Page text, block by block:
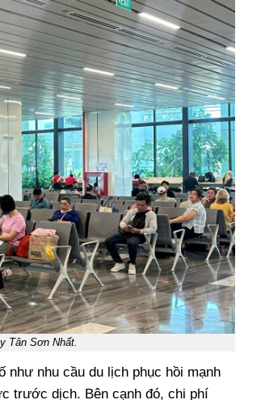
Tân Sơn Nhất.
như nhu cầu du lịch phục hồi mạnh
trước dịch. Bên cạnh đó, chi phí